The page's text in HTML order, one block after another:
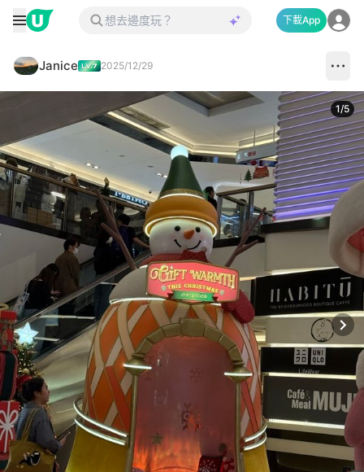
下載App
Janice 2025/12/29
1/5